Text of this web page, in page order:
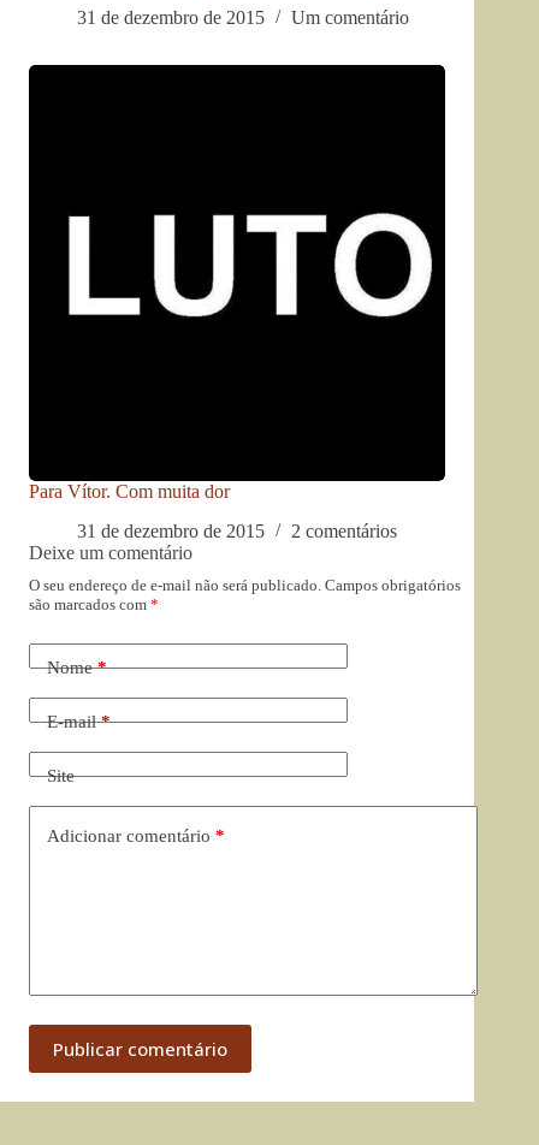
31 de dezembro de 2015
Um comentário
Para Vítor. Com muita dor
31 de dezembro de 2015
2 comentários
Deixe um comentário
O seu endereço de e-mail não será publicado. Campos obrigatórios
são marcados com *
Nome*
E-mail*
Site
Adicionar comentário *
Publicar comentário